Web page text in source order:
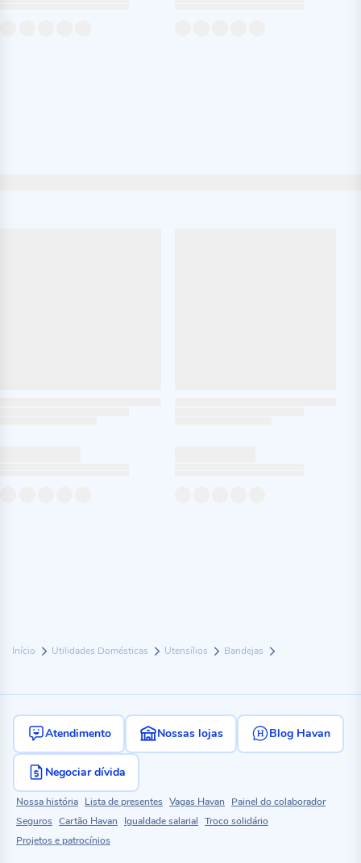
Início Utilidades Domésticas Utensílios Bandejas
Atendimento Nossas lojas Blog Havan
Negociar dívida
Nossa história Lista de presentes Vagas Havan
Painel do colaborador
Seguros Cartão Havan Igualdade salarial Troco solidário
Projetos e patrocínios